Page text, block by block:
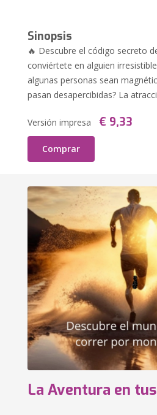
Sinopsis
🔥 Descubre el código secreto
conviértete en alguien
algunas personas sean
pasan desapercibidas? La
Versión impresa € 9,33
Comprar
La Aventura en